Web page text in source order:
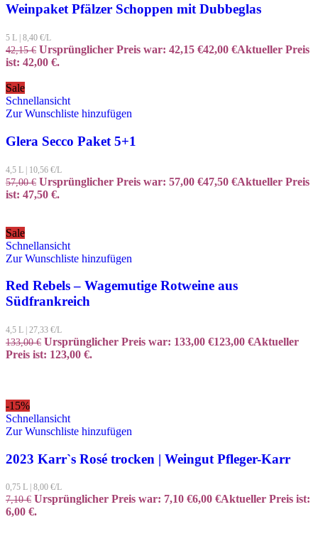
Weinpaket Pfälzer Schoppen mit Dubbeglas
5 L 8,40 €/L
42,15€ Ursprünglicher Preis war: 42,15 €42,00 €Aktueller Preis
ist: 42,00 €.
Sale
Schnellansicht
Zur Wunschliste hinzufügen
Glera Secco Paket 5+1
4,5 L | 10,56 €/L
57,00€ Ursprünglicher Preis war: 57,00 €47,50 €Aktueller Preis
ist: 47,50 €.
Sale
Schnellansicht
Zur Wunschliste hinzufügen
Red Rebels – Wagemutige Rotweine aus
Südfrankreich
4,5 L 27,33 €/L
133,00€ Ursprünglicher Preis war: 133,00 €123,00 €Aktueller
Preis ist: 123,00 €.
-15%
Schnellansicht
Zur Wunschliste hinzufügen
2023 Karr`s Rosé trocken | Weingut Pfleger-Karr
0,75 L 8,00 €/L
7,10€ Ursprünglicher Preis war: 7,10 €6,00 €Aktueller Preis ist:
6,00 €.